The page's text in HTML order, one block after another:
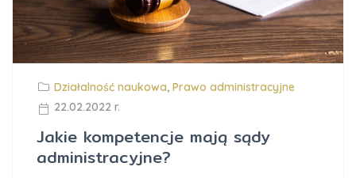
Działalność naukowa, Prawo administracyjne
22.02.2022 r.
Jakie kompetencje mają sądy
administracyjne?